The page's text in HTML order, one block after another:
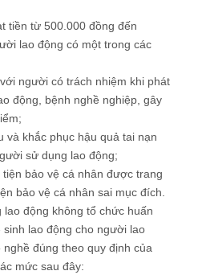
tiền từ 500.000 đồng đến
lao động có một trong các
người có trách nhiệm khi phát
động, bệnh nghề nghiệp, gây
và khắc phục hậu quả tai nạn
sử dụng lao động;
bảo vệ cá nhân được trang
bảo vệ cá nhân sai mục đích.
động không tổ chức huấn
lao động cho người lao
đúng theo quy định của
mức sau đây: